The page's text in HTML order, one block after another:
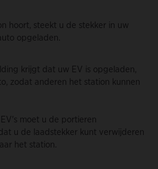
hoort, steekt u de stekker in uw
opgeladen.
krijgt dat uw EV is opgeladen,
zodat anderen het station kunnen
moet u de portieren
u de laadstekker kunt verwijderen
het station.